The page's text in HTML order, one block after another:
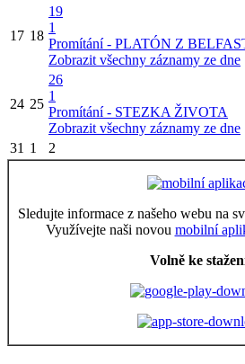
17 18
19
1
Promítání - PLATÓN Z
Zobrazit všechny záznamy ze dne
24 25
26
1
Promítání - STEZKA ŽIVOTA
Zobrazit všechny záznamy ze dne
31 1 2
Sledujte informace z našeho webu na
Využívejte naši novou mobilní
Volně ke